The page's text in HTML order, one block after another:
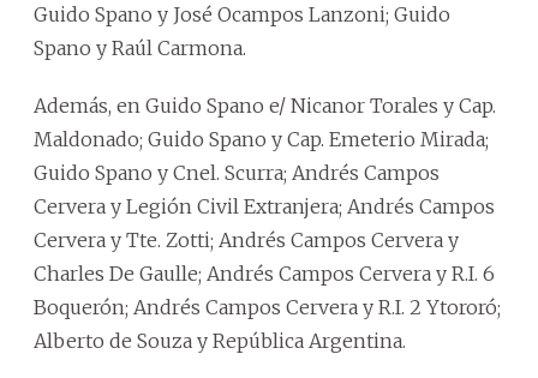
Guido Spano y José Ocampos Lanzoni; Guido
Spano y Raúl Carmona.
Además, en Guido Spano e/ Nicanor Torales y Cap.
Maldonado; Guido Spano y Cap. Emeterio Mirada;
Guido Spano y Cnel. Scurra; Andrés Campos
Cervera y Legión Civil Extranjera; Andrés Campos
Cervera y Tte. Zotti; Andrés Campos Cervera y
Charles De Gaulle; Andrés Campos Cervera y R.I. 6
Boquerón; Andrés Campos Cervera y R.I. 2 Ytororó;
Alberto de Souza y República Argentina.